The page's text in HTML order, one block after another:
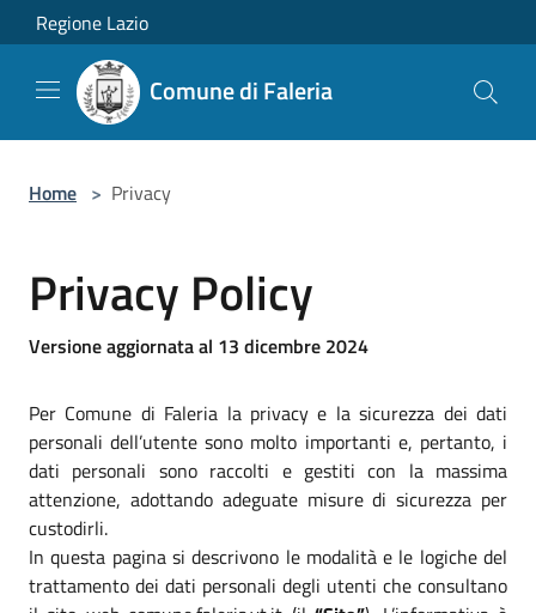
Salta al contenuto principale
Regione Lazio
Comune di Faleria
Home > Privacy
Privacy Policy
Versione aggiornata al 13 dicembre 2024
Per Comune di Faleria la privacy e la sicurezza dei dati
personali dell’utente sono molto importanti e, pertanto, i
dati personali sono raccolti e gestiti con la massima
attenzione, adottando adeguate misure di sicurezza per
custodirli.
In questa pagina si descrivono le modalità e le logiche del
trattamento dei dati personali degli utenti che consultano